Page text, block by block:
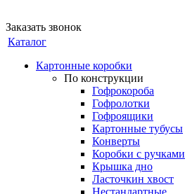
Заказать звонок
Каталог
Картонные коробки
По конструкции
Гофрокороба
Гофролотки
Гофроящики
Картонные тубусы
Конверты
Коробки с ручками
Крышка дно
Ласточкин хвост
Нестандартные